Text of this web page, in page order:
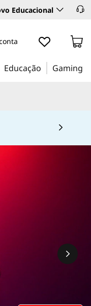
Educacional
Educação Gaming